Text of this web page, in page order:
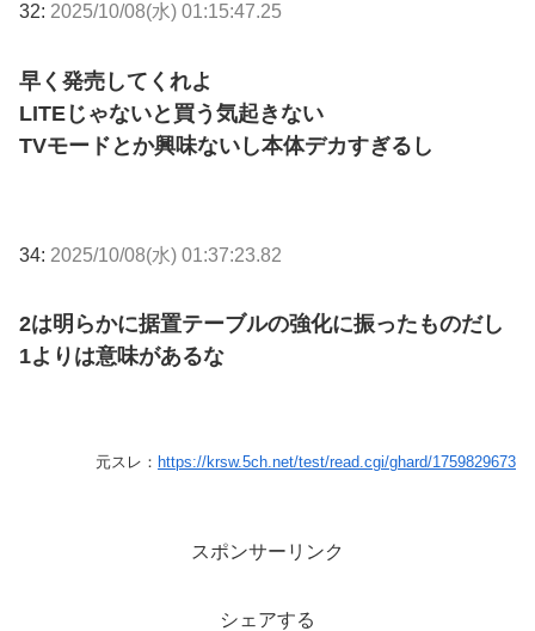
32: 2025/10/08(水) 01:15:47.25
早く発売してくれよ
LITEじゃないと買う気起きない
TVモードとか興味ないし本体デカすぎるし
34: 2025/10/08(水) 01:37:23.82
2は明らかに据置テーブルの強化に振ったものだし
1よりは意味があるな
元スレ： https://krsw.5ch.net/test/read.cgi/ghard/1759829673
スポンサーリンク
シェアする